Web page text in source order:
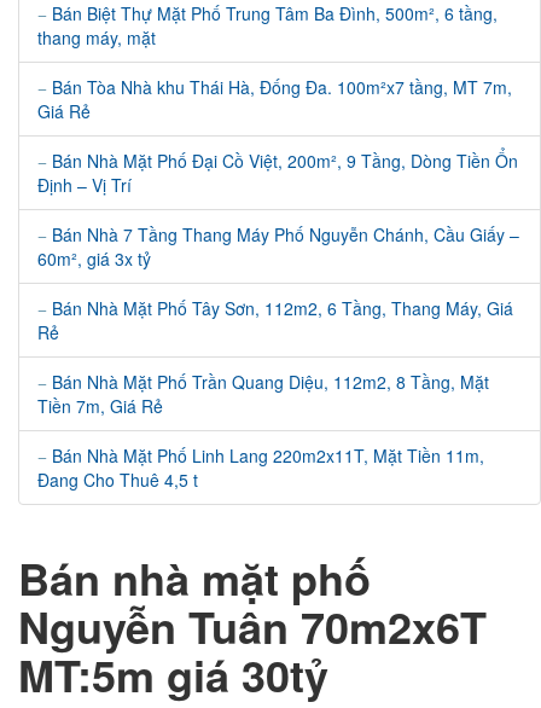
Bán Biệt Thự Mặt Phố Trung Tâm Ba Đình, 500m², 6 tầng,
thang máy, mặt
Bán Tòa Nhà khu Thái Hà, Đống Đa. 100m²x7 tầng, MT 7m,
Giá Rẻ
Bán Nhà Mặt Phố Đại Cồ Việt, 200m², 9 Tầng, Dòng Tiền Ổn
Định – Vị Trí
Bán Nhà 7 Tầng Thang Máy Phố Nguyễn Chánh, Cầu Giấy –
60m², giá 3x tỷ
Bán Nhà Mặt Phố Tây Sơn, 112m2, 6 Tầng, Thang Máy, Giá
Rẻ
Bán Nhà Mặt Phố Trần Quang Diệu, 112m2, 8 Tầng, Mặt
Tiền 7m, Giá Rẻ
Bán Nhà Mặt Phố Linh Lang 220m2x11T, Mặt Tiền 11m,
Đang Cho Thuê 4,5 t
Bán nhà mặt phố
Nguyễn Tuân 70m2x6T
MT:5m giá 30tỷ